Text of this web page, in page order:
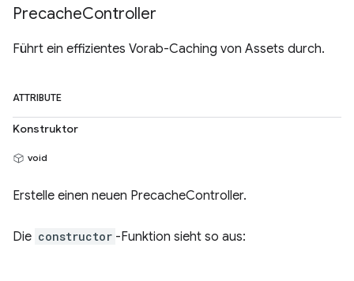
PrecacheController
Führt ein effizientes Vorab-Caching von Assets durch.
ATTRIBUTE
Konstruktor
void
Erstelle einen neuen PrecacheController.
Die constructor -Funktion sieht so aus: